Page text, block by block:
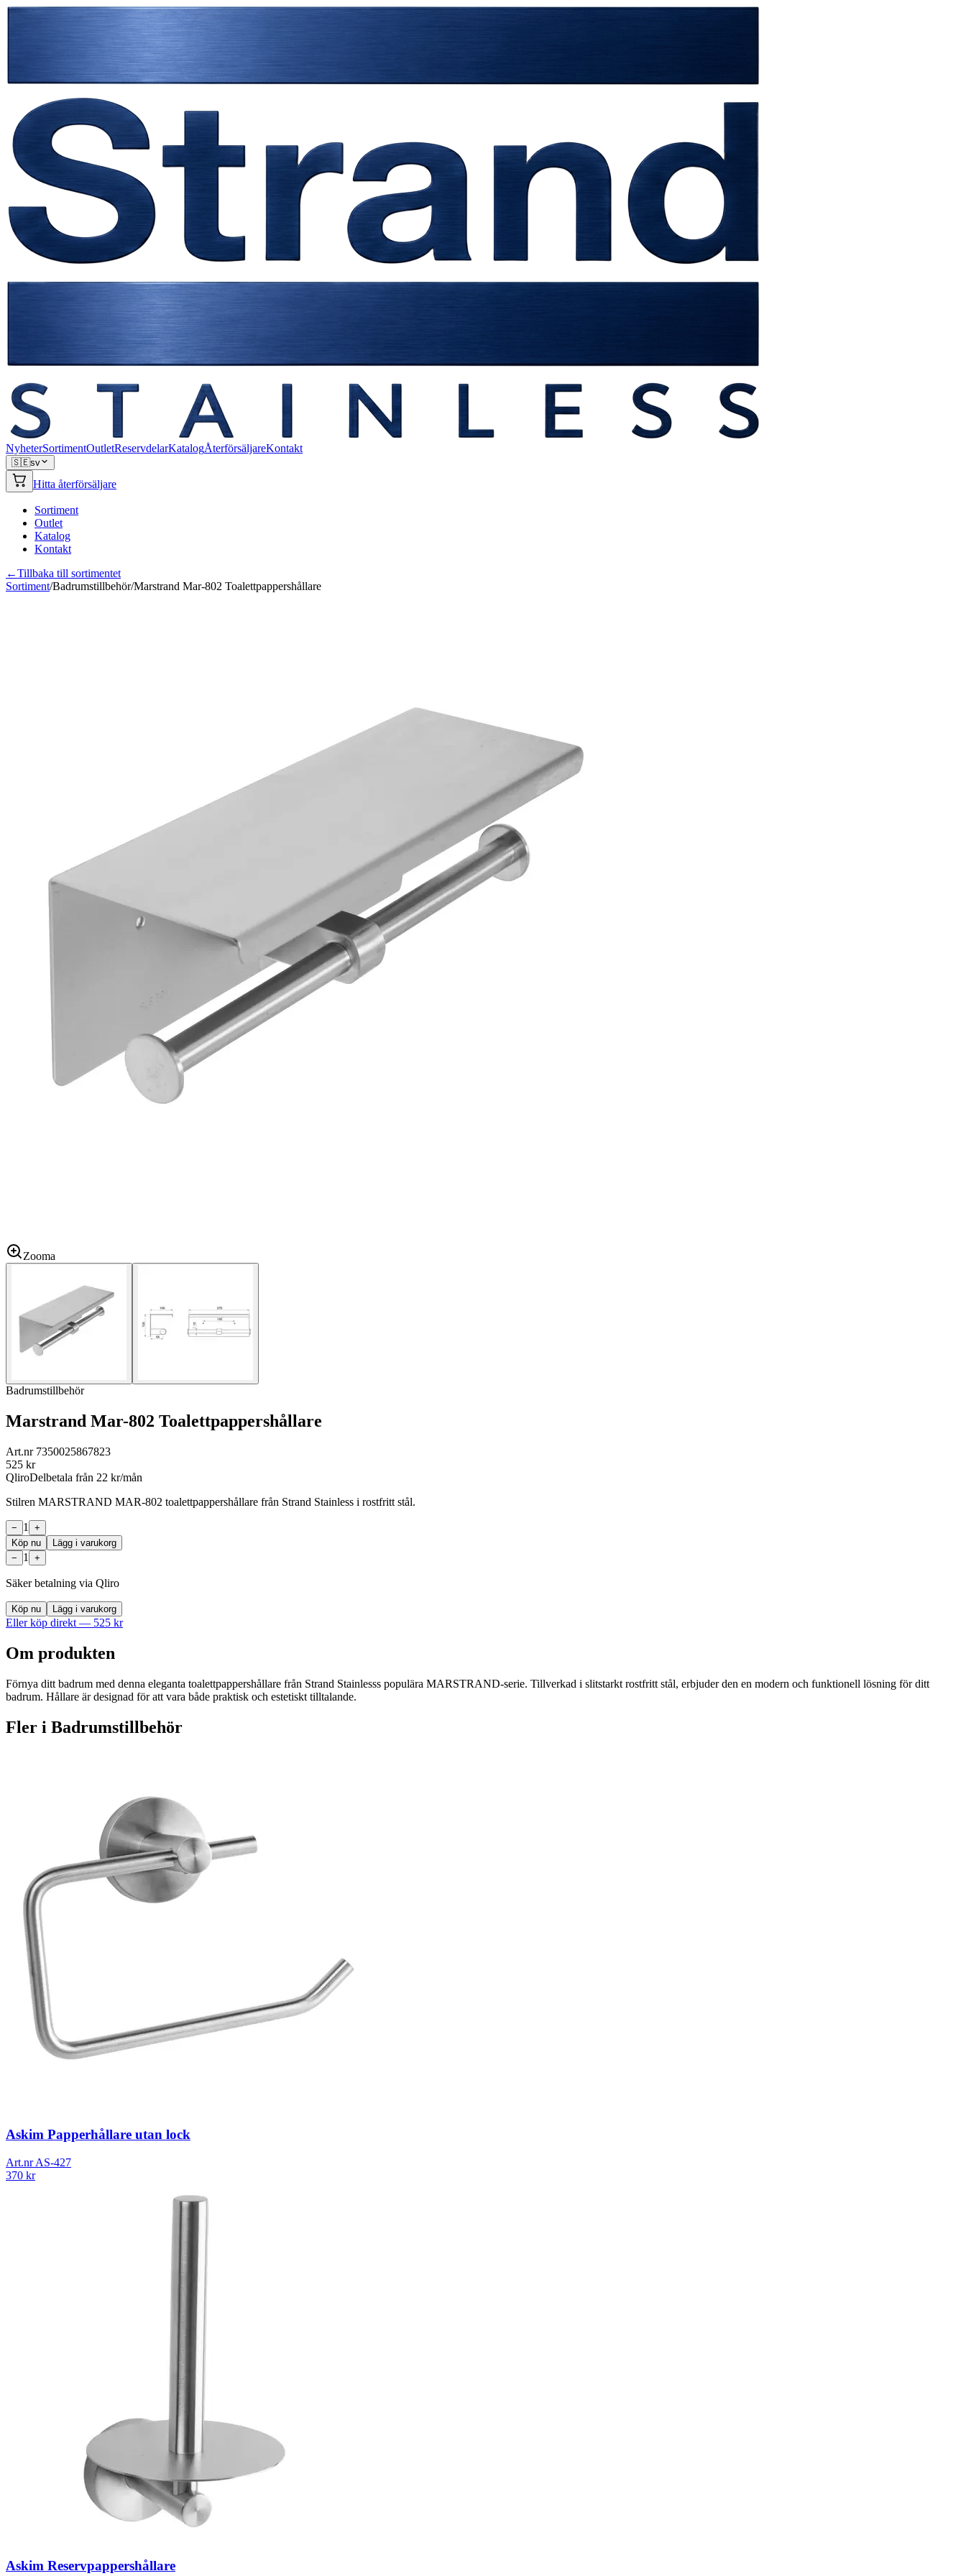
NyheterSortimentOutletReservdelarKatalogÅterförsäljareKontakt
🇸🇪sv
Hitta återförsäljare
Sortiment
Outlet
Katalog
Kontakt
←Tillbaka till sortimentet
Sortiment/Badrumstillbehör/Marstrand Mar-802 Toalettpappershållare
Zooma
Badrumstillbehör
Marstrand Mar-802 Toalettpappershållare
Art.nr 7350025867823
525 kr
QliroDelbetala från 22 kr/mån
Stilren MARSTRAND MAR-802 toalettpappershållare från Strand Stainless i rostfritt stål.
− 1
+
Köp nu
Lägg i varukorg
−
1 +
Säker betalning via Qliro
Köp nu Lägg i varukorg
Eller köp direkt — 525 kr
Om produkten
Förnya ditt badrum med denna eleganta toalettpappershållare från Strand Stainlesss populära MARSTRAND-serie. Tillverkad i slitstarkt rostfritt stål, erbjuder den en modern och funktionell lösning för ditt
badrum. Hållare är designad för att vara både praktisk och estetiskt tilltalande.
Fler i Badrumstillbehör
Askim Papperhållare utan lock
Art.nrAS-427
370 kr
Askim Reservpappershållare